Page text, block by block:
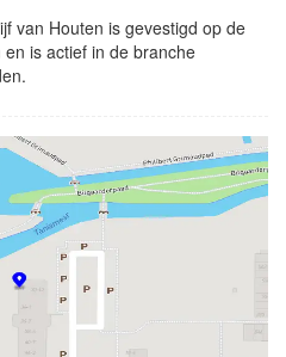
van Houten is gevestigd op de
is actief in de branche